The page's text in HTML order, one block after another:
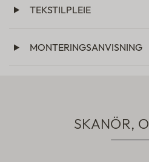
TEKSTILPLEIE
MONTERINGSANVISNING
SKANÖR,